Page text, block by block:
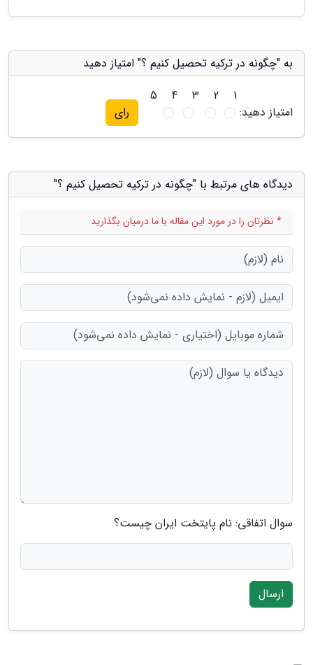
به "چگونه در ترکیه تحصیل کنیم ؟" امتیاز دهید
امتیاز دهید:
1
2
3
4
5
رای
دیدگاه های مرتبط با "چگونه در ترکیه تحصیل کنیم ؟"
* نظرتان را در مورد این مقاله با ما درمیان بگذارید
سوال اتفاقی: نام پایتخت ایران چیست؟
ارسال